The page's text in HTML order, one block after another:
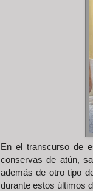
En el transcurso de
conservas de atún,
además de otro tipo
durante estos últimos